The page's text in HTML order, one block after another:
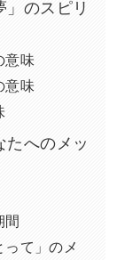
」のスピリ
意味
意味
たへのメッ
間
て」のメ